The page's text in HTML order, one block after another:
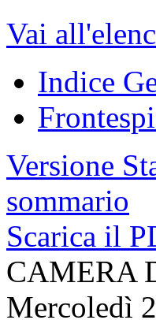
Vai
Indice
Versione
sommario
Scarica il
CAMERA
Mercoledì